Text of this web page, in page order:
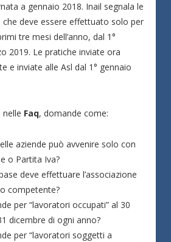
a gennaio 2018. Inail segnala le
che deve essere effettuato solo per
tre mesi dell’anno, dal 1°
2019. Le pratiche inviate ora
e inviate alle Asl dal 1° gennaio
nelle Faq, domande come:
aziende può avvenire solo con
o Partita Iva?
deve effettuare l’associazione
competente?
per “lavoratori occupati” al 30
dicembre di ogni anno?
per “lavoratori soggetti a